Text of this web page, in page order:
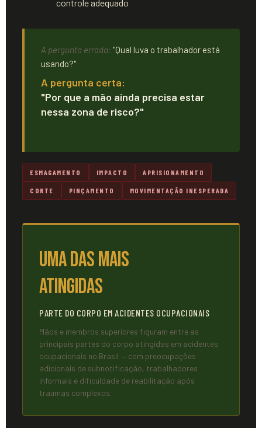
controle adequado
A pergunta errada: "Qual luva o trabalhador está
usando?"
A pergunta certa:
"Por que a mão ainda precisa estar
nessa zona de risco?"
ESMAGAMENTO IMPACTO APRISIONAMENTO
CORTE PINÇAMENTO MOVIMENTAÇÃO INESPERADA
Uma das mais
atingidas
PARTE DO CORPO EM ACIDENTES OCUPACIONAIS
Mãos e membros superiores figuram entre as
principais partes do corpo atingidas em acidentes
ocupacionais no Brasil — com preocupações
adicionais de subnotificação, trabalhadores
informais e dificuldade de reabilitação após
traumas complexos.